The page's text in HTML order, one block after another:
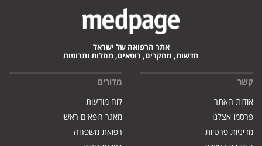
אתר הרפואה של ישראל
חדשות, מחקרים, רופאים, מחלות ותרופות
קשר
אודות האתר
פרסמו אצלנו
מדיניות פרטיות
מדורים
לוח מודעות
מאגר רופאים ראשי
רפואת משפחה